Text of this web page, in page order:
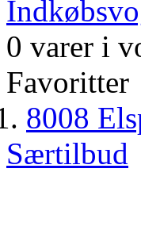
0 varer i
Favoritter
8008
Særtilbud